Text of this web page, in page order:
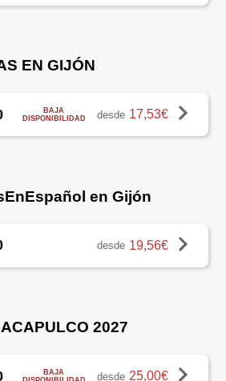
EN GIJÓN
BAJA
DISPONIBILIDAD
desde 17,53€
en Gijón
desde 19,56€
2027
BAJA
desde 25,00€